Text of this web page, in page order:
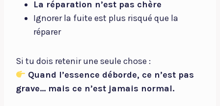
La réparation n’est pas chère
Ignorer la fuite est plus risqué que la
réparer
Si tu dois retenir une seule chose :
Quand l’essence déborde, ce n’est pas
grave… mais ce n’est jamais normal.